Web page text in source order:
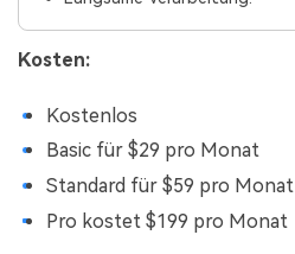
Kosten:
Kostenlos
Basic für $29 pro Monat
Standard für $59 pro Monat
Pro kostet $199 pro Monat